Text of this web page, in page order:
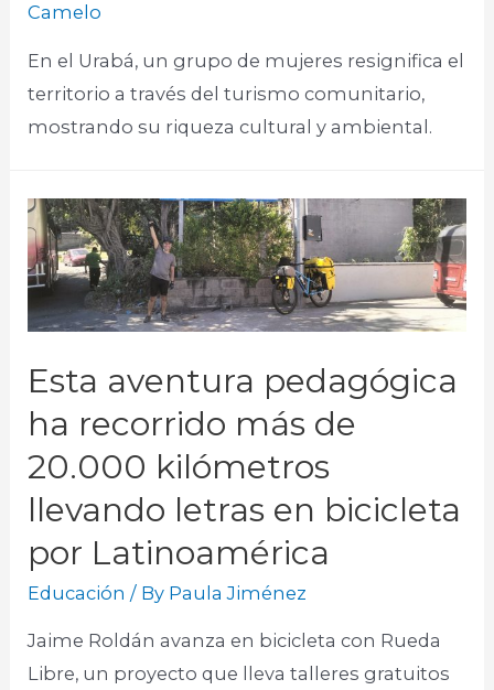
Camelo
En el Urabá, un grupo de mujeres resignifica el
territorio a través del turismo comunitario,
mostrando su riqueza cultural y ambiental.​
Esta aventura pedagógica
ha recorrido más de
20.000 kilómetros
llevando letras en bicicleta
por Latinoamérica
Educación / By Paula Jiménez
Jaime Roldán avanza en bicicleta con Rueda
Libre, un proyecto que lleva talleres gratuitos